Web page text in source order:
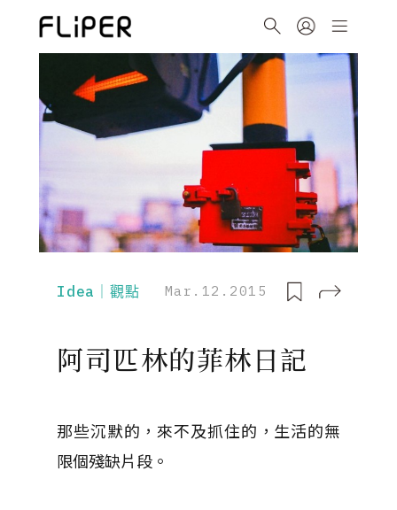
Idea｜觀點 Mar.12.2015
阿司匹林的菲林日記
那些沉默的，來不及抓住的，生活的無
限個殘缺片段。